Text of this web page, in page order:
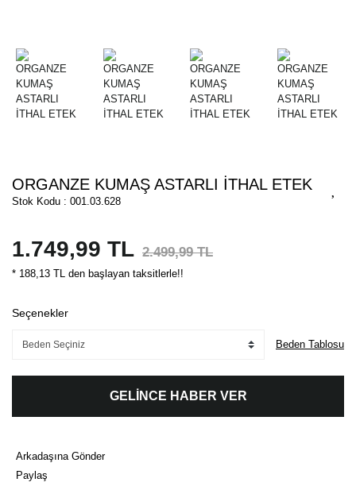
ORGANZE KUMAŞ ASTARLI İTHAL ETEK
Stok Kodu : 001.03.628
1.749,99 TL 2.499,99 TL
* 188,13 TL den başlayan taksitlerle!!
Seçenekler
Beden Tablosu
GELİNCE HABER VER
Arkadaşına Gönder
Paylaş